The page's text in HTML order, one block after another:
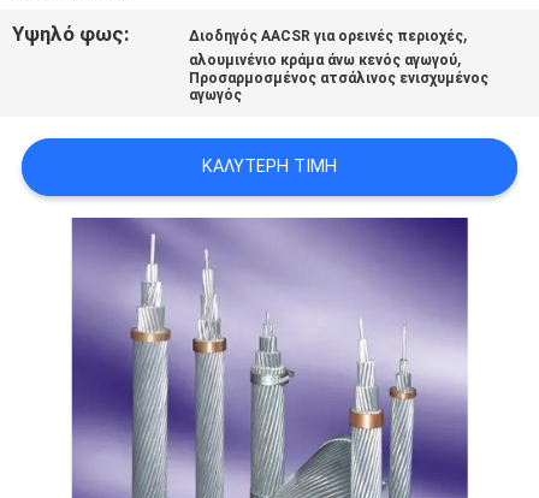
SITEMAP
POLICY
Υψηλό φως: Διοδηγός AACSR για ορεινές περιοχές,
αλουμινένιο κράμα άνω κενός αγωγού,
Προσαρμοσμένος ατσάλινος ενισχυμένος
αγωγός
ΚΑΛΎΤΕΡΗ ΤΙΜΉ